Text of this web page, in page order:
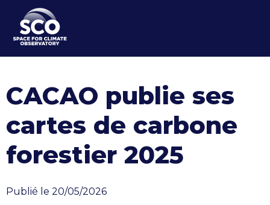
contenu
principal
CACAO publie ses
cartes de carbone
forestier 2025
Publié le 20/05/2026